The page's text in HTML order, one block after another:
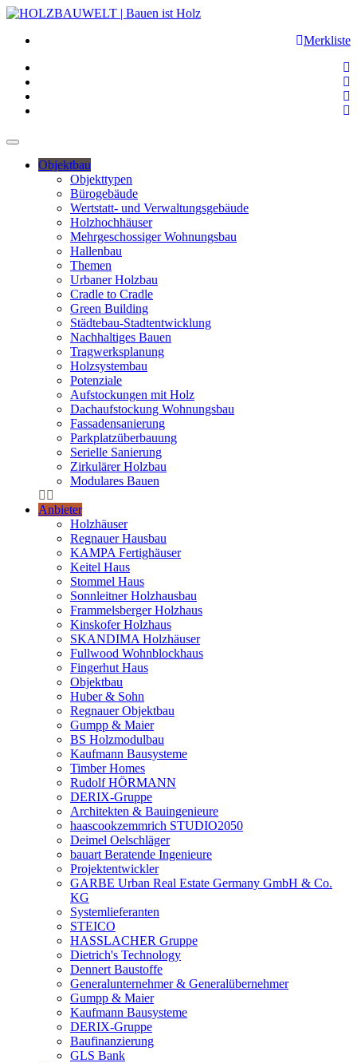
Merkliste
Objektbau
Objekttypen
Bürogebäude
Wertstatt- und Verwaltungsgebäude
Holzhochhäuser
Mehrgeschossiger Wohnungsbau
Hallenbau
Themen
Urbaner Holzbau
Cradle to Cradle
Green Building
Städtebau-Stadtentwicklung
Nachhaltiges Bauen
Tragwerksplanung
Holzsystembau
Potenziale
Aufstockungen mit Holz
Dachaufstockung Wohnungsbau
Fassadensanierung
Parkplatzüberbauung
Serielle Sanierung
Zirkulärer Holzbau
Modulares Bauen
Anbieter
Holzhäuser
Regnauer Hausbau
KAMPA Fertighäuser
Keitel Haus
Stommel Haus
Sonnleitner Holzhausbau
Frammelsberger Holzhaus
Kinskofer Holzhaus
SKANDIMA Holzhäuser
Fullwood Wohnblockhaus
Fingerhut Haus
Objektbau
Huber & Sohn
Regnauer Objektbau
Gumpp & Maier
BS Holzmodulbau
Kaufmann Bausysteme
Timber Homes
Rudolf HÖRMANN
DERIX-Gruppe
Architekten & Bauingenieure
haascookzemmrich STUDIO2050
Deimel Oelschläger
bauart Beratende Ingenieure
Projektentwickler
GARBE Urban Real Estate Germany GmbH & Co.
KG
Systemlieferanten
STEICO
HASSLACHER Gruppe
Dietrich's Technology
Dennert Baustoffe
Generalunternehmer & Generalübernehmer
Gumpp & Maier
Kaufmann Bausysteme
DERIX-Gruppe
Baufinanzierung
GLS Bank